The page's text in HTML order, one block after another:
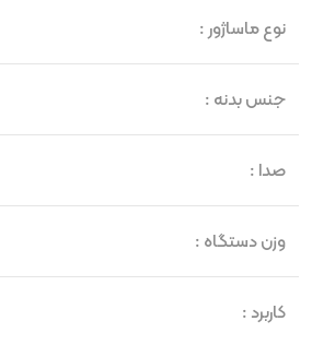
نوع ماساژور :
جنس بدنه :
صدا :
وزن دستگاه :
کاربرد :